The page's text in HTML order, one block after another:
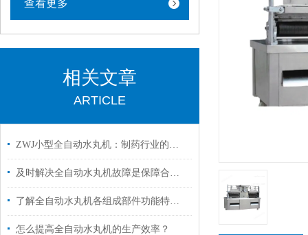
查看更多
相关文章
ARTICLE
ZWJ小型全自动水丸机：制药行业的实用助力
及时解决全自动水丸机故障是保障合规生产的关键
了解全自动水丸机各组成部件功能特点才能更好的使用它
怎么提高全自动水丸机的生产效率？